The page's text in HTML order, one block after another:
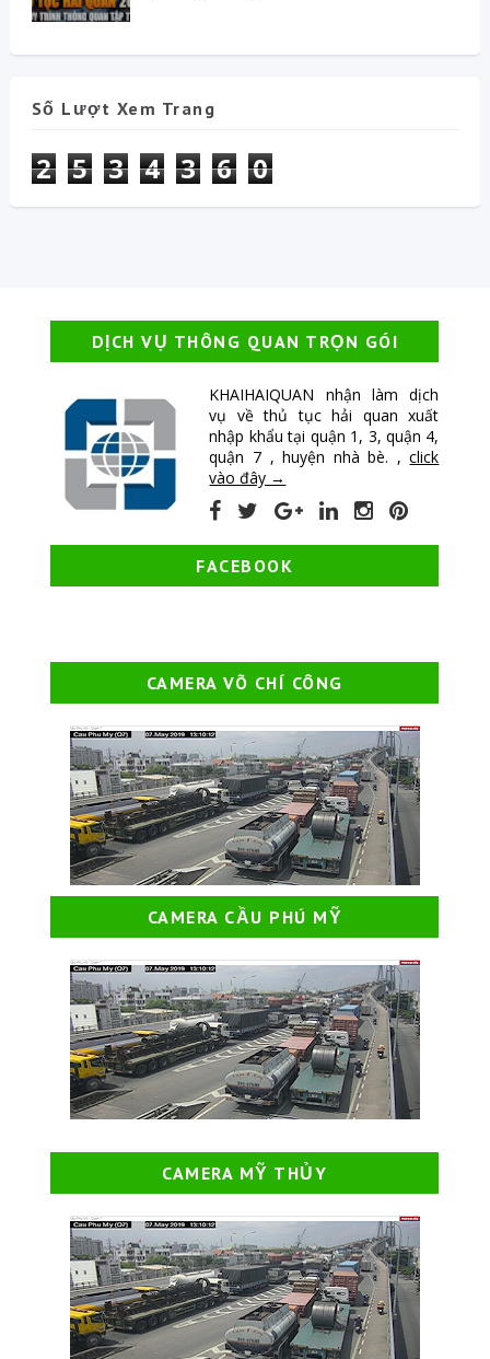
Số Lượt Xem Trang
2 5 3 4 3 6 0
DỊCH VỤ THÔNG QUAN TRỌN GÓI
KHAIHAIQUAN nhận làm dịch
vụ về thủ tục hải quan xuất
nhập khẩu tại quận 1, 3, quận 4,
quận 7 , huyện nhà bè. ,click
vào đây →
FACEBOOK
CAMERA VÕ CHÍ CÔNG
CAMERA CẦU PHÚ MỸ
CAMERA MỸ THỦY